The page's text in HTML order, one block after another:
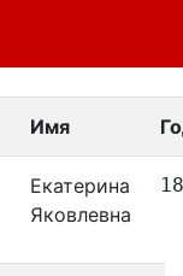
Имя
Екатерина
Яковлевна